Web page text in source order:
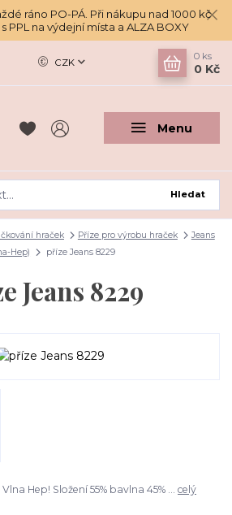
ráno PO-PÁ. Při nákupu nad 1000 kč
PPL na výdejní místa a ALZA BOXY
Menu
CZK
Hledat
0 ks
0 Kč
hraček Příze pro výrobu hraček
Jeans
Hep)
příze Jeans 8229
Jeans 8229
Hep! Složení 55% bavlna 45% ... celý